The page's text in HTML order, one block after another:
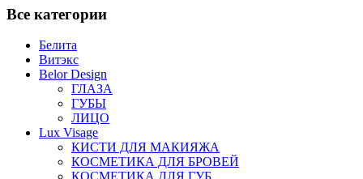
Все категории
Белита
Витэкс
Belor Design
ГЛАЗА
ГУБЫ
ЛИЦО
Lux Visage
КИСТИ ДЛЯ МАКИЯЖА
КОСМЕТИКА ДЛЯ БРОВЕЙ